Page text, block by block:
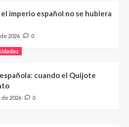
imperio español no se hubiera
2026 0
cuando el Quijote
2026 0